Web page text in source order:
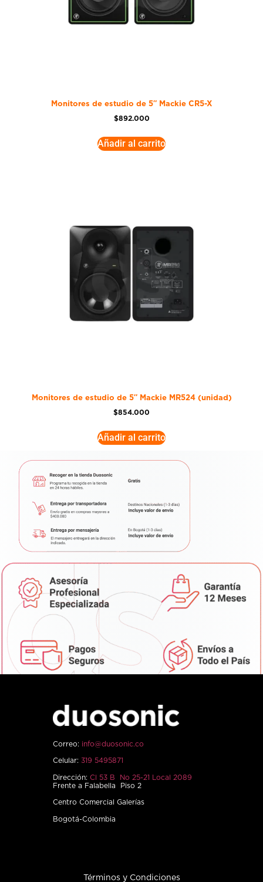
Monitores de estudio de 5″ Mackie CR5-X
$892.000
Añadir al carrito
Monitores de estudio de 5″ Mackie MR524 (unidad)
$854.000
Añadir al carrito
Correo: info@duosonic.co
Celular: 319 5495871
Dirección: Cl 53 B No 25-21 Local 2089
Frente a Falabella Piso 2
Centro Comercial Galerías
Bogotá-Colombia
Términos y Condiciones